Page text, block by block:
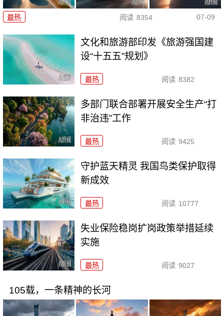
最热 阅读 8354 07-09
文化和旅游部印发《旅游强国建
设“十五五”规划》
最热 阅读 8382
多部门联合部署开展安全生产“打
非治违”工作
最热 阅读 9425
守护蓝天精灵 我国鸟类保护取得
新成效
最热 阅读 10777
失业保险稳岗扩岗政策举措延续
实施
最热 阅读 9027
105载，一条精神的长河